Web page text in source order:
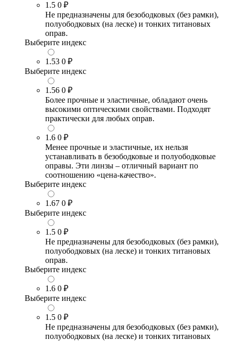
1.5 0 ₽
Не предназначены для безободковых (без рамки),
полуободковых (на леске) и тонких титановых
оправ.
Выберите индекс
1.53 0 ₽
Выберите индекс
1.56 0 ₽
Более прочные и эластичные, обладают очень
высокими оптическими свойствами. Подходят
практически для любых оправ.
1.6 0 ₽
Менее прочные и эластичные, их нельзя
устанавливать в безободковые и полуободковые
оправы. Эти линзы – отличный вариант по
соотношению «цена-качество».
Выберите индекс
1.67 0 ₽
Выберите индекс
1.5 0 ₽
Не предназначены для безободковых (без рамки),
полуободковых (на леске) и тонких титановых
оправ.
Выберите индекс
1.6 0 ₽
Выберите индекс
1.5 0 ₽
Не предназначены для безободковых (без рамки),
полуободковых (на леске) и тонких титановых